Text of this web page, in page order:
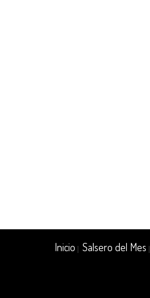
Inicio |Salsero del Mes